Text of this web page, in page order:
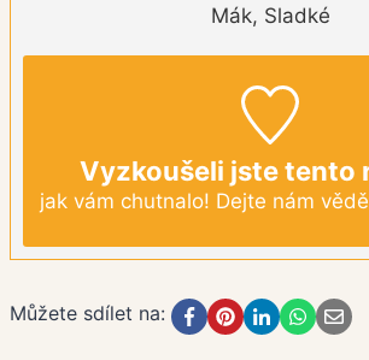
Mák, Sladké
Vyzkoušeli jste tento
jak vám chutnalo! Dejte nám
Můžete sdílet na: